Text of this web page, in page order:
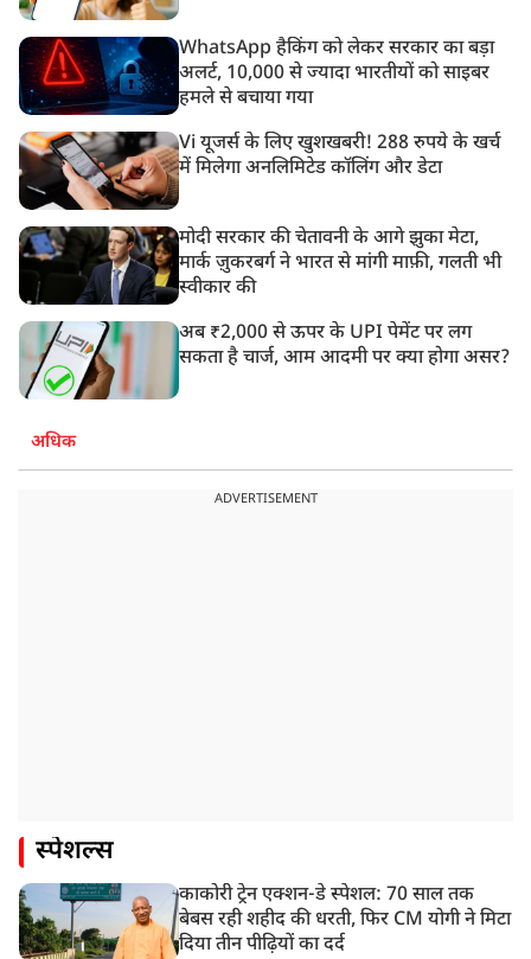
WhatsApp हैकिंग को लेकर सरकार का बड़ा
अलर्ट, 10,000 से ज्यादा भारतीयों को साइबर
हमले से बचाया गया
Vi यूजर्स के लिए खुशखबरी! 288 रुपये के खर्च
में मिलेगा अनलिमिटेड कॉलिंग और डेटा
मोदी सरकार की चेतावनी के आगे झुका मेटा,
मार्क ज़ुकरबर्ग ने भारत से मांगी माफ़ी, गलती भी
स्वीकार की
अब ₹2,000 से ऊपर के UPI पेमेंट पर लग
सकता है चार्ज, आम आदमी पर क्या होगा असर?
अधिक
ADVERTISEMENT
स्पेशल्स
काकोरी ट्रेन एक्शन-डे स्पेशल: 70 साल तक
बेबस रही शहीद की धरती, फिर CM योगी ने मिटा
दिया तीन पीढ़ियों का दर्द